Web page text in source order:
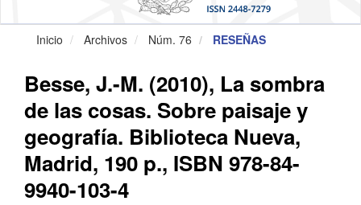
Inicio Archivos Núm. 76 RESEÑAS
Besse, J.-M. (2010), La sombra
de las cosas. Sobre paisaje y
geografía. Biblioteca Nueva,
Madrid, 190 p., ISBN 978-84-
9940-103-4